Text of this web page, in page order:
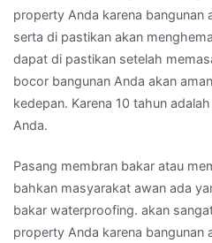
property Anda karena bangunan
serta di pastikan akan
dapat di pastikan setelah
bocor bangunan Anda akan
kedepan. Karena 10 tahun
Anda.
Pasang membran bakar atau
bahkan masyarakat awan ada
bakar waterproofing. akan
property Anda karena bangunan